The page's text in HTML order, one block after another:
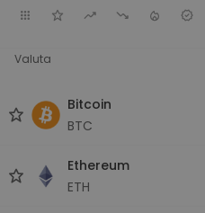
Valuta
Bitcoin
BTC
Ethereum
ETH